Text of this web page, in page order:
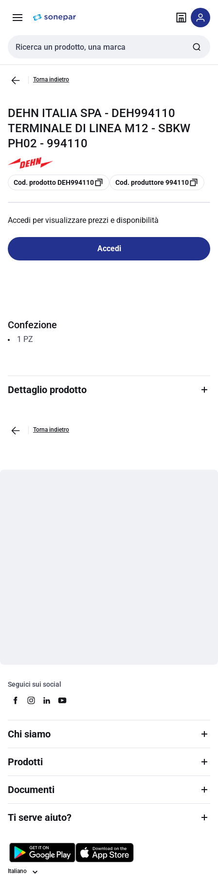
navigazione alla
Cerca input
Torna indietro
DEHN ITALIA SPA - DEH994110
TERMINALE DI LINEA M12 - SBKW
PH02 - 994110
copia
Cod. prodotto DEH994110 copia
Cod. produttore 994110
Accedi per visualizzare prezzi e disponibilità
Accedi
Confezione
1 PZ
Dettaglio prodotto
Torna indietro
Seguici sui social
Chi siamo
Prodotti
Documenti
Ti serve aiuto?